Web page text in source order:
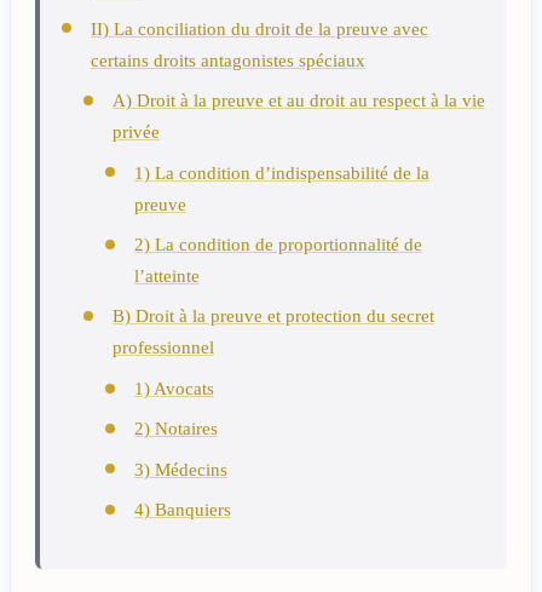
II) La conciliation du droit de la preuve avec
certains droits antagonistes spéciaux
A) Droit à la preuve et au droit au respect à la vie
privée
1) La condition d’indispensabilité de la
preuve
2) La condition de proportionnalité de
l’atteinte
B) Droit à la preuve et protection du secret
professionnel
1) Avocats
2) Notaires
3) Médecins
4) Banquiers